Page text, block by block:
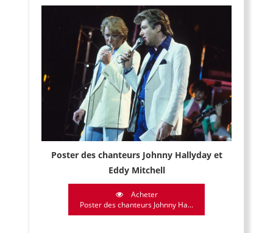
Poster des chanteurs Johnny Hallyday et
Eddy Mitchell
Acheter
Poster des chanteurs Johnny Ha...